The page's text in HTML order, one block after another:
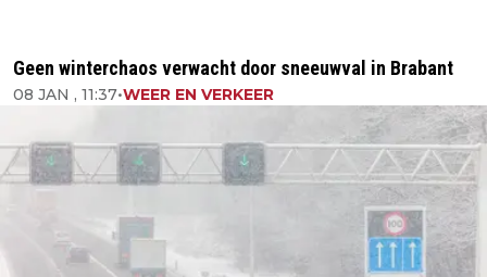
Geen winterchaos verwacht door sneeuwval in Brabant
08 JAN , 11:37•WEER EN VERKEER